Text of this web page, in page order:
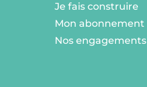
Je fais construire
Mon abonnement
Nos engagements